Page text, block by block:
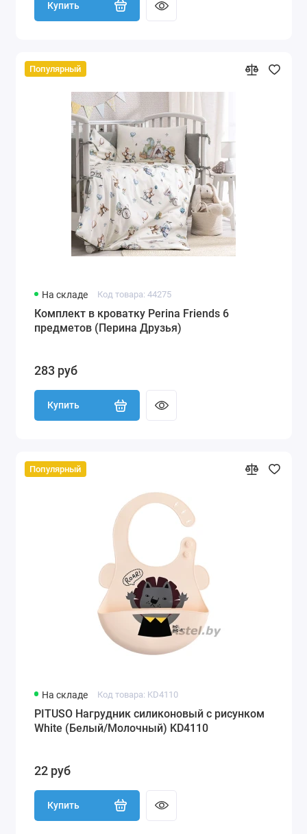
Купить
Популярный
На складе Код товара: 44275
Комплект в кроватку Perina Friends 6
предметов (Перина Друзья)
283 руб
Купить
Популярный
На складе Код товара: KD4110
PITUSO Нагрудник силиконовый с рисунком
White (Белый/Молочный) KD4110
22 руб
Купить